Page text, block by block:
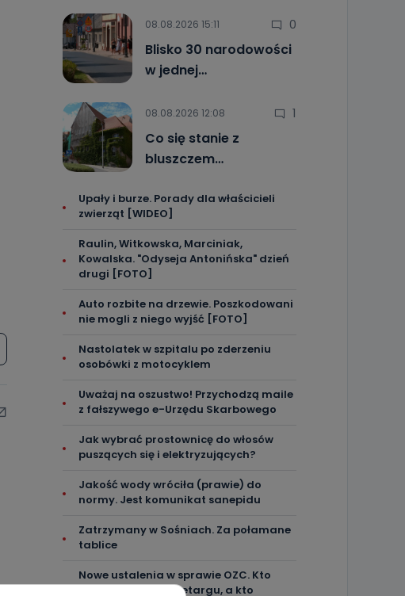
08.08.2026 15:11 0
Blisko 30 narodowości
w jednej…
08.08.2026 12:08 1
Co się stanie z
bluszczem…
Upały i burze. Porady dla właścicieli
zwierząt [WIDEO]
Raulin, Witkowska, Marciniak,
Kowalska. "Odyseja Antonińska" dzień
drugi [FOTO]
Auto rozbite na drzewie. Poszkodowani
nie mogli z niego wyjść [FOTO]
Nastolatek w szpitalu po zderzeniu
osobówki z motocyklem
Uważaj na oszustwo! Przychodzą maile
z fałszywego e-Urzędu Skarbowego
Jak wybrać prostownicę do włosów
puszących się i elektryzujących?
Jakość wody wróciła (prawie) do
normy. Jest komunikat sanepidu
Zatrzymany w Sośniach. Za połamane
tablice
Nowe ustalenia w sprawie OZC. Kto
spełnił warunki przetargu, a kto